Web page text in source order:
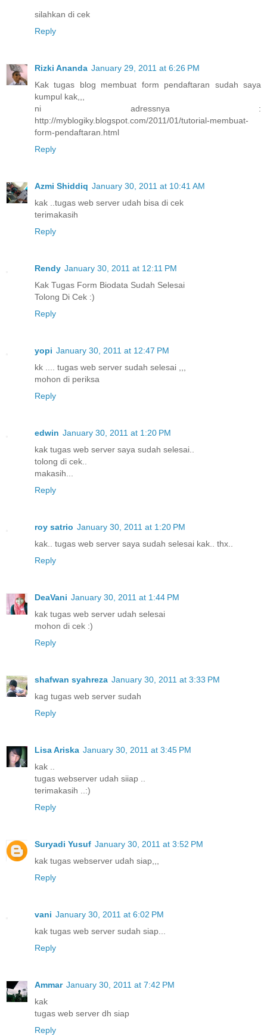
silahkan di cek
Reply
Rizki Ananda January 29, 2011 at 6:26 PM
Kak tugas blog membuat form pendaftaran sudah saya
kumpul kak,,,
ni adressnya :
http://myblogiky.blogspot.com/2011/01/tutorial-membuat-
form-pendaftaran.html
Reply
Azmi Shiddiq January 30, 2011 at 10:41 AM
kak ..tugas web server udah bisa di cek
terimakasih
Reply
Rendy January 30, 2011 at 12:11 PM
Kak Tugas Form Biodata Sudah Selesai
Tolong Di Cek :)
Reply
yopi January 30, 2011 at 12:47 PM
kk .... tugas web server sudah selesai ,,,
mohon di periksa
Reply
edwin January 30, 2011 at 1:20 PM
kak tugas web server saya sudah selesai..
tolong di cek..
makasih...
Reply
roy satrio January 30, 2011 at 1:20 PM
kak.. tugas web server saya sudah selesai kak.. thx..
Reply
DeaVani January 30, 2011 at 1:44 PM
kak tugas web server udah selesai
mohon di cek :)
Reply
shafwan syahreza January 30, 2011 at 3:33 PM
kag tugas web server sudah
Reply
Lisa Ariska January 30, 2011 at 3:45 PM
kak ..
tugas webserver udah siiap ..
terimakasih ..:)
Reply
Suryadi Yusuf January 30, 2011 at 3:52 PM
kak tugas webserver udah siap,,,
Reply
vani January 30, 2011 at 6:02 PM
kak tugas web server sudah siap...
Reply
Ammar January 30, 2011 at 7:42 PM
kak
tugas web server dh siap
Reply